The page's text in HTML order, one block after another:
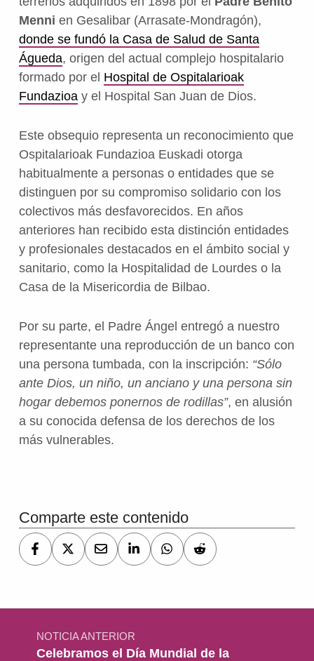
Menni en Gesalibar (Arrasate-Mondragón),
donde se fundó la Casa de Salud de Santa
Águeda, origen del actual complejo hospitalario
formado por el Hospital de Ospitalarioak
Fundazioay el Hospital San Juan de Dios.
Este obsequio representa un reconocimiento que
Ospitalarioak Fundazioa Euskadi otorga
habitualmente a personas o entidades que se
distinguen por su compromiso solidario con los
colectivos más desfavorecidos. En años
anteriores han recibido esta distinción entidades
y profesionales destacados en el ámbito social y
sanitario, como la Hospitalidad de Lourdes o la
Casa de la Misericordia de Bilbao.
Por su parte, el Padre Ángel entregó a nuestro
representante una reproducción de un banco con
una persona tumbada, con la inscripción: “Sólo
ante Dios, un niño, un anciano y una persona sin
hogar debemos ponernos de rodillas”, en alusión
a su conocida defensa de los derechos de los
más vulnerables.
Comparte este contenido
Navegación de entradas
NOTICIA ANTERIOR
Celebramos el Día Mundial de la